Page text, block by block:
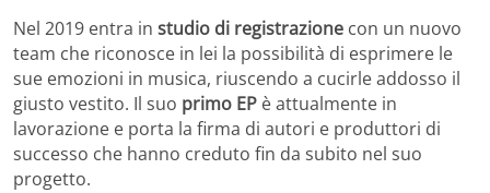
Nel 2019 entra in studio di registrazione con un nuovo
team che riconosce in lei la possibilità di esprimere le
sue emozioni in musica, riuscendo a cucirle addosso il
giusto vestito. Il suo primo EP è attualmente in
lavorazione e porta la firma di autori e produttori di
successo che hanno creduto fin da subito nel suo
progetto.